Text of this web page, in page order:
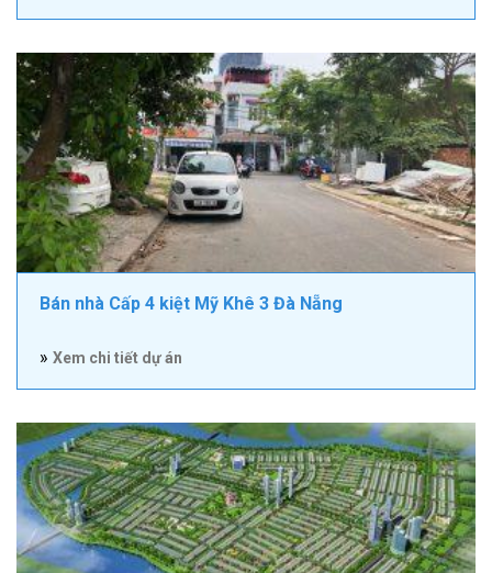
Bán nhà Cấp 4 kiệt Mỹ Khê 3 Đà Nẵng
» Xem chi tiết dự án